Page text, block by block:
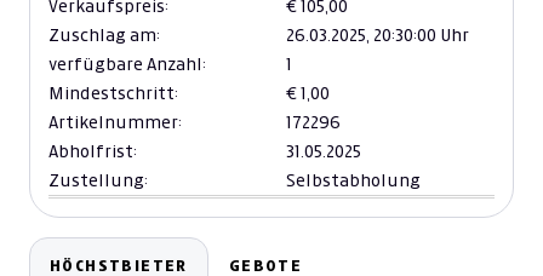
Verkaufspreis:
€ 105,00
Zuschlag am:
26.03.2025, 20:30:00 Uhr
verfügbare Anzahl:
1
Mindestschritt:
€ 1,00
Artikelnummer:
172296
Abholfrist:
31.05.2025
Zustellung:
Selbstabholung
HÖCHSTBIETER GEBOTE